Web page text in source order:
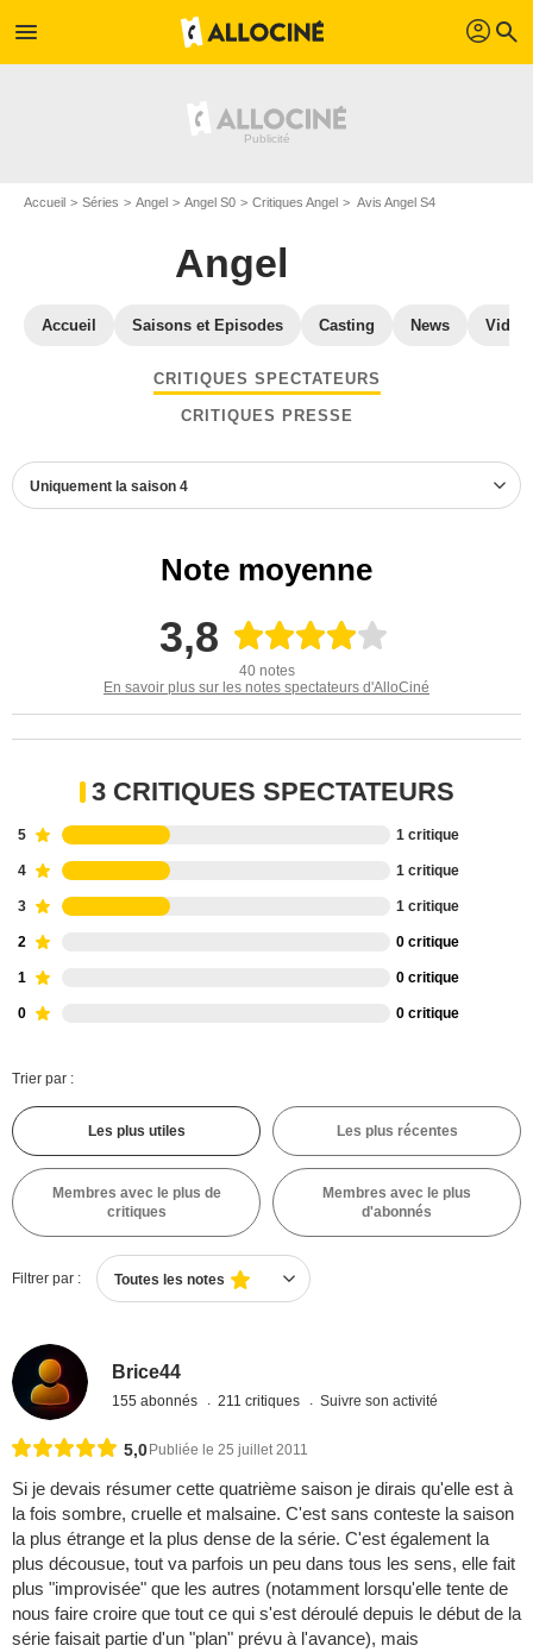
menu profil search
Accueil Séries Angel Angel S0 Critiques Angel Avis Angel S4
Angel
Accueil Saisons et Episodes Casting News
CRITIQUES SPECTATEURS
CRITIQUES PRESSE
Uniquement la saison 4
Note moyenne
3,8
40 notes
En savoir plus sur les notes spectateurs d'AlloCiné
3 CRITIQUES SPECTATEURS
5 1 critique
4 1 critique
3 1 critique
2 0 critique
1 0 critique
0 0 critique
Trier par :
Les plus utiles Les plus récentes
Membres avec le plus de
critiques
Membres avec le plus
d'abonnés
Filtrer par : Toutes les notes
Brice44
155 abonnés 211 critiques Suivre son activité
5,0 Publiée le 25 juillet 2011
Si je devais résumer cette quatrième saison je dirais qu'elle est à
la fois sombre, cruelle et malsaine. C'est sans conteste la saison
la plus étrange et la plus dense de la série. C'est également la
plus décousue, tout va parfois un peu dans tous les sens, elle fait
plus "improvisée" que les autres (notamment lorsqu'elle tente de
nous faire croire que tout ce qui s'est déroulé depuis le début de la
série faisait partie d'un "plan" prévu à l'avance), mais